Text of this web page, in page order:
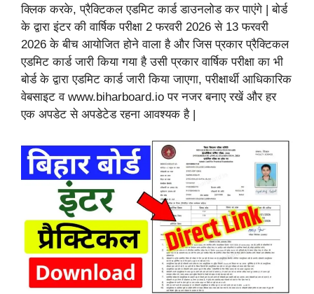
क्लिक करके, प्रैक्टिकल एडमिट कार्ड डाउनलोड कर पाएंगे | बोर्ड
के द्वारा इंटर की वार्षिक परीक्षा 2 फरवरी 2026 से 13 फरवरी
2026 के बीच आयोजित होने वाला है और जिस प्रकार प्रैक्टिकल
एडमिट कार्ड जारी किया गया है उसी प्रकार वार्षिक परीक्षा का भी
बोर्ड के द्वारा एडमिट कार्ड जारी किया जाएगा, परीक्षार्थी आधिकारिक
वेबसाइट व www.biharboard.io पर नजर बनाए रखें और हर
एक अपडेट से अपडेटेड रहना आवश्यक है |